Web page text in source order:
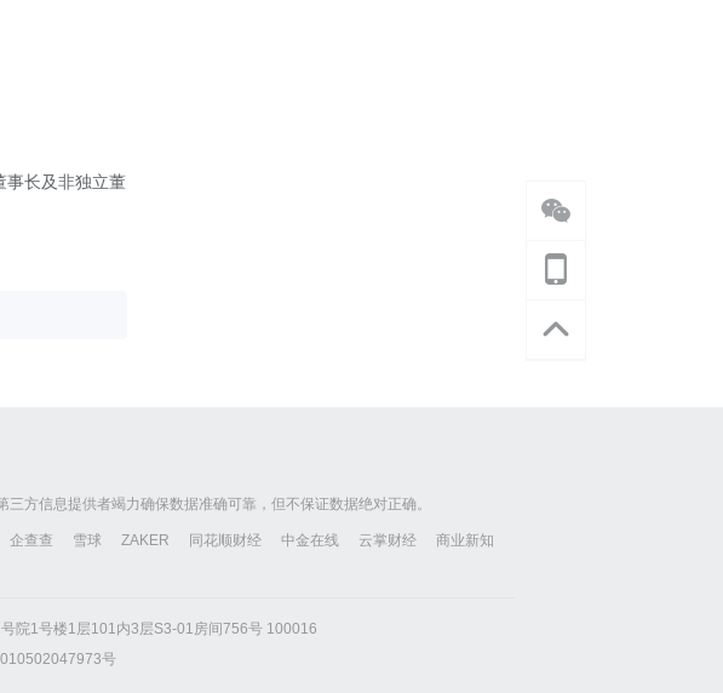
事长及非独立董
方信息提供者竭力确保数据准确可靠，但不保证数据绝对正确。
企查查 雪球 ZAKER 同花顺财经 中金在线 云掌财经
商业新知
院1号楼1层101内3层S3-01房间756号 100016
号